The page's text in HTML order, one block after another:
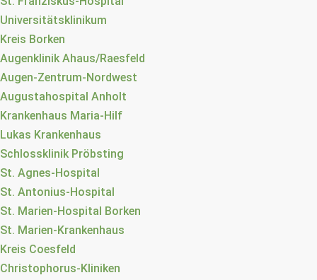
Universitätsklinikum
Kreis Borken
Augenklinik Ahaus/Raesfeld
Augen-Zentrum-Nordwest
Augustahospital Anholt
Krankenhaus Maria-Hilf
Lukas Krankenhaus
Schlossklinik Pröbsting
St. Agnes-Hospital
St. Antonius-Hospital
St. Marien-Hospital Borken
St. Marien-Krankenhaus
Kreis Coesfeld
Christophorus-Kliniken